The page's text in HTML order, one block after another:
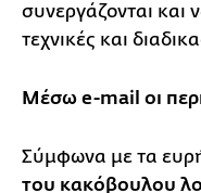
συνεργάζονται και
τεχνικές και
Μέσω e-mail οι
Σύμφωνα με τα
του κακόβουλου